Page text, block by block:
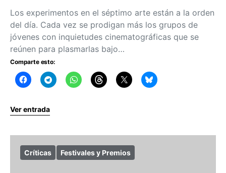
Los experimentos en el séptimo arte están a la orden
del día. Cada vez se prodigan más los grupos de
jóvenes con inquietudes cinematográficas que se
reúnen para plasmarlas bajo…
Comparte esto:
Ver entrada
Críticas Festivales y Premios